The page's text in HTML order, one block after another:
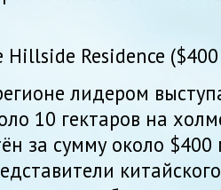
Hillside Residence
лидером
10 гектаров на
за сумму около